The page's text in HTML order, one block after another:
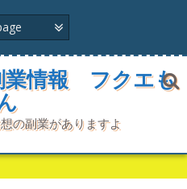
業情報 フクエも
の副業がありますよ